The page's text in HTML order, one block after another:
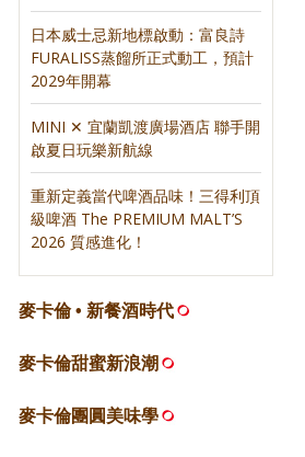
日本威士忌新地標啟動：富良詩
FURALISS蒸餾所正式動工，預計
2029年開幕
MINI ✕ 宜蘭凱渡廣場酒店 聯手開
啟夏日玩樂新航線
重新定義當代啤酒品味！三得利頂
級啤酒 The PREMIUM MALT’S
2026 質感進化！
麥卡倫 • 新餐酒時代
麥卡倫甜蜜新浪潮
麥卡倫團圓美味學